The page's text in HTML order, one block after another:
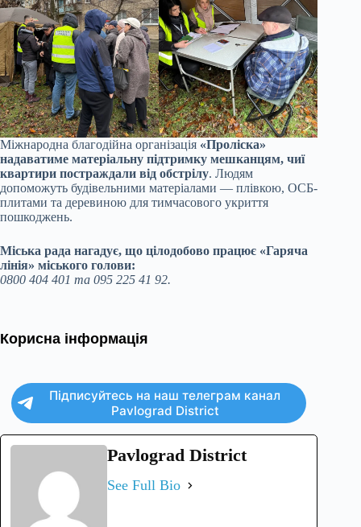
Міжнародна благодійна організація «Проліска»
надаватиме матеріальну підтримку мешканцям, чиї
квартири постраждали від обстрілу. Людям
допоможуть будівельними матеріалами — плівкою, ОСБ-
плитами та деревиною для тимчасового укриття
пошкоджень.
Міська рада нагадує, що цілодобово працює «Гаряча
лінія» міського голови:
0800 404 401 та 095 225 41 92.
Корисна інформація
Підписуйтесь на наш телеграм канал
Pavlograd District
Pavlograd District
See Full Bio